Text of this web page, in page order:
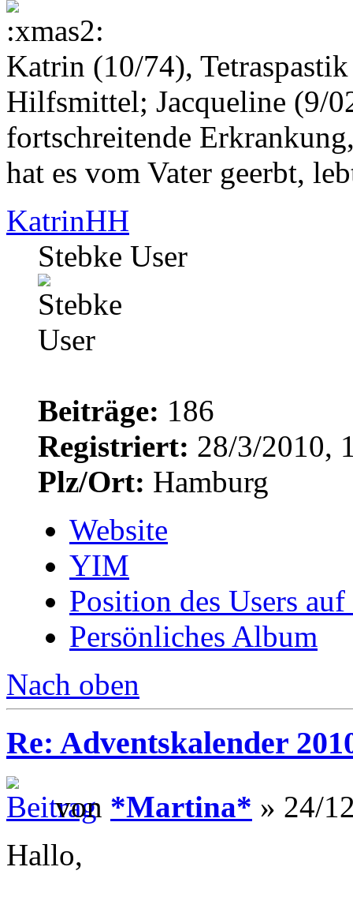
Katrin (10/74),
Hilfsmittel; Jacqueline (9/
fortschreitende
hat es vom Vater geerbt,
KatrinHH
Stebke User
Beiträge: 186
Registriert: 28/3/2010,
Plz/Ort: Hamburg
Website
YIM
Position des Users
Persönliches Album
Nach oben
Re: Adventskalender
von *Martina* » 24/
Hallo,